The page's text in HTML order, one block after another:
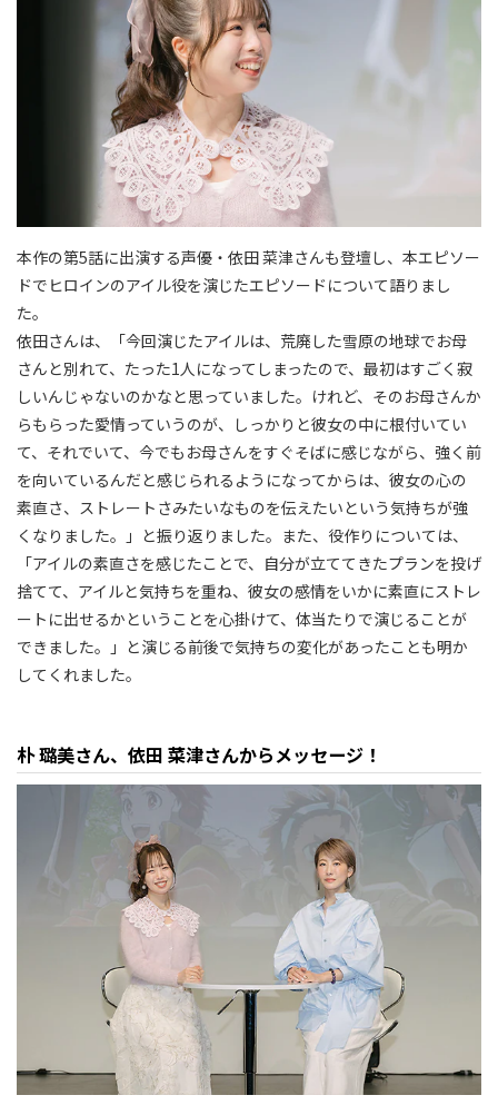
本作の第5話に出演する声優・依田 菜津さんも登壇し、本エピソー
ドでヒロインのアイル役を演じたエピソードについて語りまし
た。
依田さんは、「今回演じたアイルは、荒廃した雪原の地球でお母
さんと別れて、たった1人になってしまったので、最初はすごく寂
しいんじゃないのかなと思っていました。けれど、そのお母さんか
らもらった愛情っていうのが、しっかりと彼女の中に根付いてい
て、それでいて、今でもお母さんをすぐそばに感じながら、強く前
を向いているんだと感じられるようになってからは、彼女の心の
素直さ、ストレートさみたいなものを伝えたいという気持ちが強
くなりました。」と振り返りました。また、役作りについては、
「アイルの素直さを感じたことで、自分が立ててきたプランを投げ
捨てて、アイルと気持ちを重ね、彼女の感情をいかに素直にストレ
ートに出せるかということを心掛けて、体当たりで演じることが
できました。」と演じる前後で気持ちの変化があったことも明か
してくれました。
朴 璐美さん、依田 菜津さんからメッセージ！